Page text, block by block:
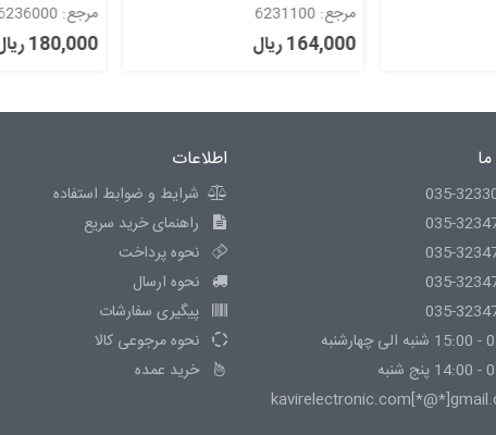
مرجع: 6231100
164,000 ریال
مرجع: 6236000
180,000 ریال
035-
035-
035-
035-
035-
اطلاعات
شرایط و ضوابط استفاده
راهنمای خرید سریع
نحوه پرداخت
نحوه ارسال
پیگیری سفارشات
نحوه مرجوعی کالا
خرید عمده